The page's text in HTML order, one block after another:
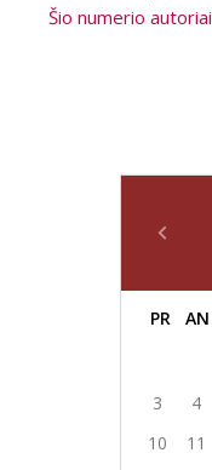
Šio numerio autoriai
PR AN
3
4
10
11